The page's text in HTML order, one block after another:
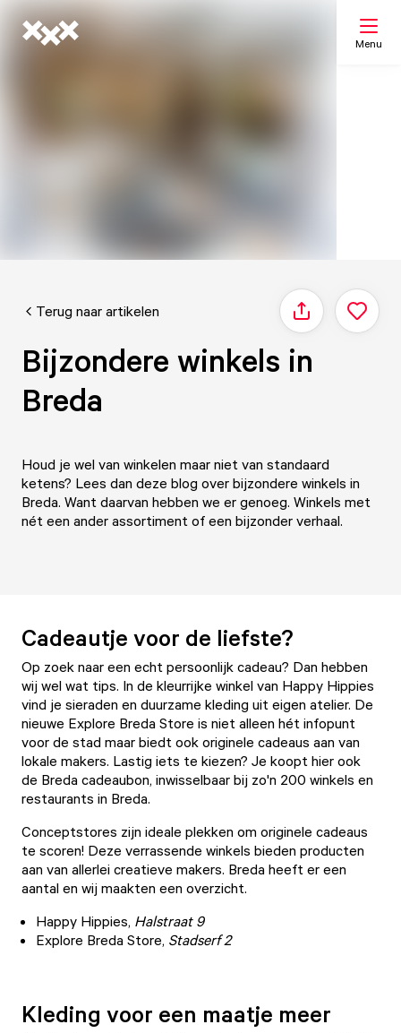
Menu
Terug naar artikelen Delen
Bijzondere winkels in
Breda
Houd je wel van winkelen maar niet van standaard
ketens? Lees dan deze blog over bijzondere winkels in
Breda. Want daarvan hebben we er genoeg. Winkels met
nét een ander assortiment of een bijzonder verhaal.
Cadeautje voor de liefste?
Op zoek naar een echt persoonlijk cadeau? Dan hebben
wij wel wat tips. In de kleurrijke winkel van Happy Hippies
vind je sieraden en duurzame kleding uit eigen atelier. De
nieuwe Explore Breda Store is niet alleen hét infopunt
voor de stad maar biedt ook originele cadeaus aan van
lokale makers. Lastig iets te kiezen? Je koopt hier ook
de Breda cadeaubon, inwisselbaar bij zo'n 200 winkels en
restaurants in Breda.
Conceptstores zijn ideale plekken om originele cadeaus
te scoren! Deze verrassende winkels bieden producten
aan van allerlei creatieve makers. Breda heeft er een
aantal en wij maakten een overzicht.
Happy Hippies, Halstraat 9
Explore Breda Store, Stadserf 2
Kleding voor een maatje meer